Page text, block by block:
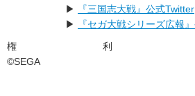
▶
『三国志大戦』公式Twitter
▶
『セガ大戦シリーズ広報
権利
©SEGA